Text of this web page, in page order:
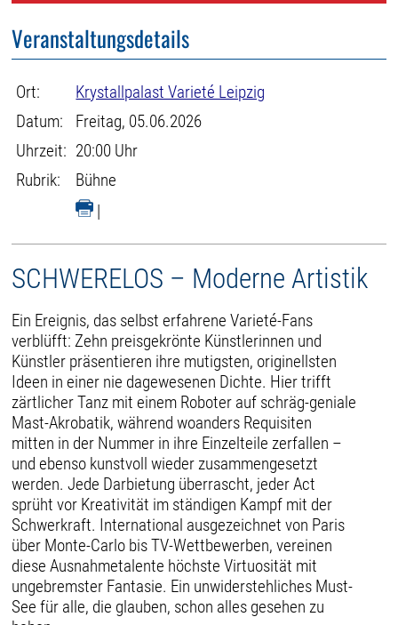
Veranstaltungsdetails
Ort:
Krystallpalast Varieté Leipzig
Datum:
Freitag, 05.06.2026
Uhrzeit: 20:00 Uhr
Rubrik:
Bühne
|
SCHWERELOS – Moderne Artistik
Ein Ereignis, das selbst erfahrene Varieté-Fans
verblüfft: Zehn preisgekrönte Künstlerinnen und
Künstler präsentieren ihre mutigsten, originellsten
Ideen in einer nie dagewesenen Dichte. Hier trifft
zärtlicher Tanz mit einem Roboter auf schräg-geniale
Mast-Akrobatik, während woanders Requisiten
mitten in der Nummer in ihre Einzelteile zerfallen –
und ebenso kunstvoll wieder zusammengesetzt
werden. Jede Darbietung überrascht, jeder Act
sprüht vor Kreativität im ständigen Kampf mit der
Schwerkraft. International ausgezeichnet von Paris
über Monte-Carlo bis TV-Wettbewerben, vereinen
diese Ausnahmetalente höchste Virtuosität mit
ungebremster Fantasie. Ein unwiderstehliches Must-
See für alle, die glauben, schon alles gesehen zu